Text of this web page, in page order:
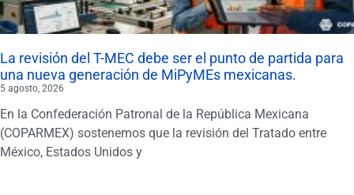
La revisión del T-MEC debe ser el punto de partida para
una nueva generación de MiPyMEs mexicanas.
5 agosto, 2026
En la Confederación Patronal de la República Mexicana
(COPARMEX) sostenemos que la revisión del Tratado entre
México, Estados Unidos y